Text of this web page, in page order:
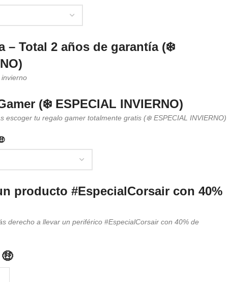
– Total 2 años de garantía (❄️
(❄️ ESPECIAL INVIERNO)
escoger tu regalo gamer totalmente gratis (❄️ ESPECIAL INVIERNO)
producto #EspecialCorsair con 40%
derecho a llevar un periférico #EspecialCorsair con 40% de